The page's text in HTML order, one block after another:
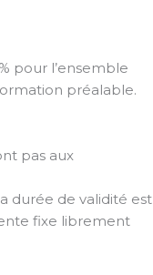
pour l’ensemble
préalable.
pas aux
durée de validité est
fixe librement